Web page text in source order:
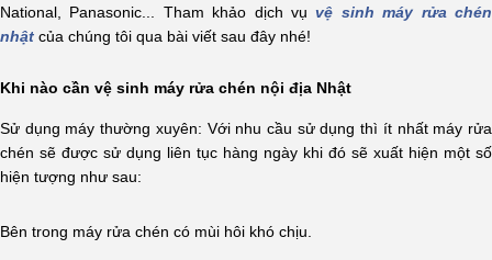
National, Panasonic... Tham khảo dịch vụvệ sinh máy rửa chén
nhật của chúng tôi qua bài viết sau đây nhé!
Khi nào cần vệ sinh máy rửa chén nội địa Nhật
Sử dụng máy thường xuyên: Với nhu cầu sử dụng thì ít nhất máy rửa
chén sẽ được sử dụng liên tục hàng ngày khi đó sẽ xuất hiện một số
hiện tượng như sau:
Bên trong máy rửa chén có mùi hôi khó chịu.